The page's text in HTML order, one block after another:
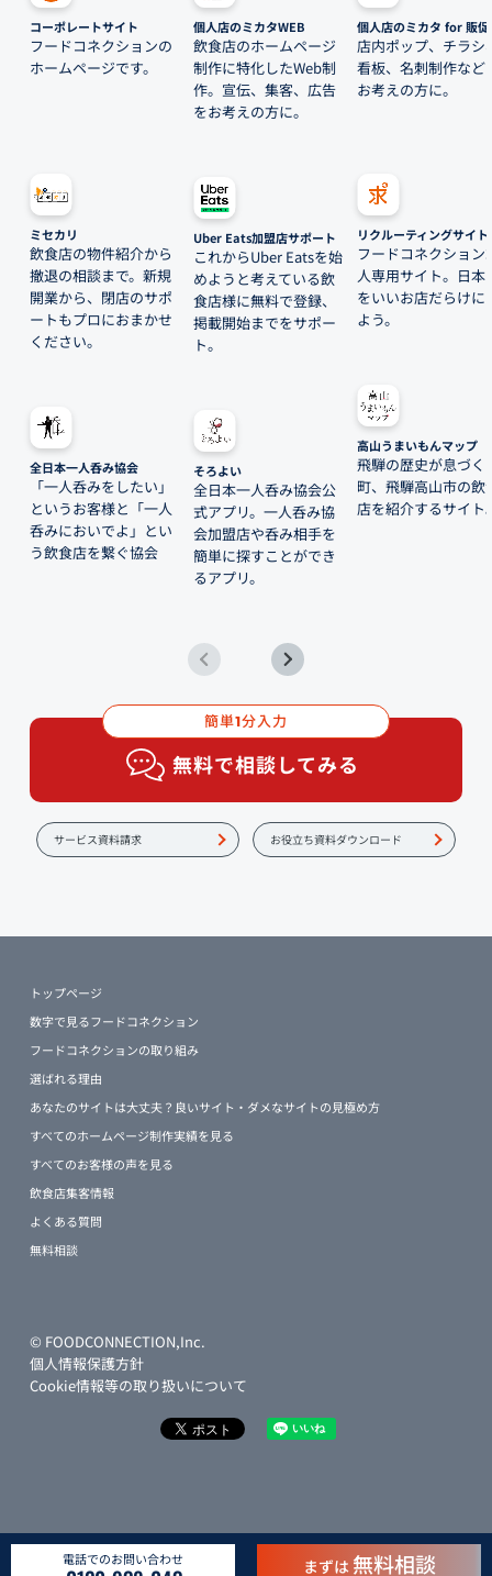
コーポレートサイト
フードコネクションの
ホームページです。
ミセカリ
飲食店の物件紹介から
撤退の相談まで。新規
開業から、閉店のサポ
ートもプロにおまかせ
ください。
全日本一人呑み協会
「一人呑みをしたい」
というお客様と「一人
呑みにおいでよ」とい
う飲食店を繋ぐ協会
個人店のミカタWEB
飲食店のホームページ
制作に特化したWeb制
作。宣伝、集客、広告
をお考えの方に。
Uber Eats加盟店サポート
これからUber Eatsを始
めようと考えている飲
食店様に無料で登録、
掲載開始までをサポー
ト。
そろよい
全日本一人呑み協会公
式アプリ。一人呑み協
会加盟店や呑み相手を
簡単に探すことができ
るアプリ。
個人店のミカタ for 販促
店内ポップ、チラシ
看板、名刺制作など
お考えの方に。
リクルーティングサイト
フードコネクション
人専用サイト。日本
をいいお店だらけに
よう。
高山うまいもんマップ
飛騨の歴史が息づく
町、飛騨高山市の飲
店を紹介するサイト
簡単1分入力
無料で相談してみる
サービス資料請求 お役立ち資料ダウンロード
トップページ
数字で見るフードコネクション
フードコネクションの取り組み
選ばれる理由
あなたのサイトは大丈夫？良いサイト・ダメなサイトの見極め方
すべてのホームページ制作実績を見る
すべてのお客様の声を見る
飲食店集客情報
よくある質問
無料相談
© FOODCONNECTION,Inc.
個人情報保護方針
Cookie情報等の取り扱いについて
電話でのお問い合わせ まずは 無料相談